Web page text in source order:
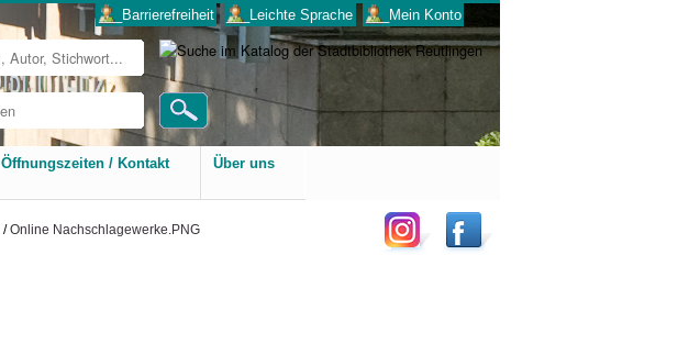
___Barrierefreiheit ___Leichte Sprache ___Mein Konto
Öffnungszeiten / Kontakt Über uns
/Online Nachschlagewerke.PNG